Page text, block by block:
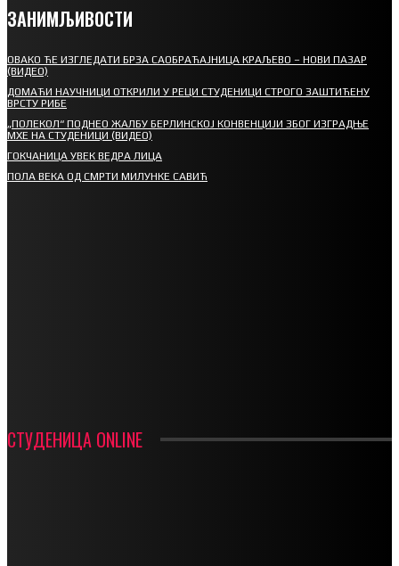
ЗАНИМЉИВОСТИ
ОВАКО ЋЕ ИЗГЛЕДАТИ БРЗА САОБРАЋАЈНИЦА КРАЉЕВО – НОВИ ПАЗАР
(ВИДЕО)
ДОМАЋИ НАУЧНИЦИ ОТКРИЛИ У РЕЦИ СТУДЕНИЦИ СТРОГО ЗАШТИЋЕНУ
ВРСТУ РИБЕ
„ПОЛЕКОЛ“ ПОДНЕО ЖАЛБУ БЕРЛИНСКОЈ КОНВЕНЦИЈИ ЗБОГ ИЗГРАДЊЕ
МХЕ НА СТУДЕНИЦИ (ВИДЕО)
ГОКЧАНИЦА УВЕК ВЕДРА ЛИЦА
ПОЛА ВЕКА ОД СМРТИ МИЛУНКЕ САВИЋ
СТУДЕНИЦА ONLINE